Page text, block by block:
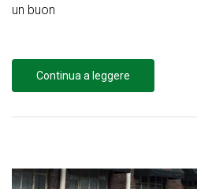
un buon
Continua a leggere